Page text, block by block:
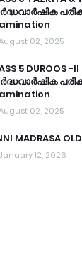
02, 2025
5 DUROOS
02, 2025
MADRASA
January 12, 2026